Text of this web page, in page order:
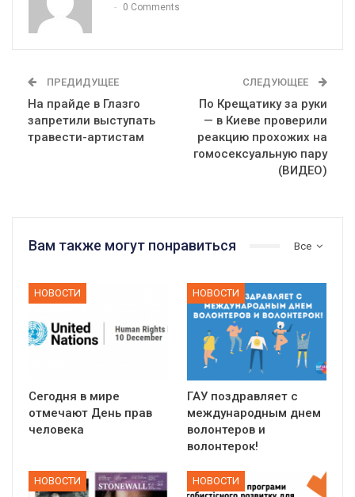
0 Comments
ПРЕДИДУЩЕЕ
На прайде в Глазго
запретили выступать
травести-артистам
СЛЕДУЮЩЕЕ
По Крещатику за руки
— в Киеве проверили
реакцию прохожих на
гомосексуальную пару
(ВИДЕО)
Все
Вам также могут понравиться
НОВОСТИ
Сегодня в мире
отмечают День прав
человека
НОВОСТИ
ГАУ поздравляет с
международным днем
волонтеров и
волонтерок!
НОВОСТИ НОВОСТИ